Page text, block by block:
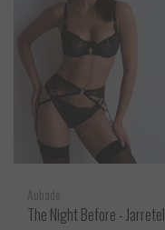
Aubade
The Night Before - Jarretel